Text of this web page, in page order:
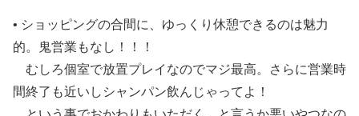
• ショッピングの合間に、ゆっくり休憩できるのは魅力
的。鬼営業もなし！！！
むしろ個室で放置プレイなのでマジ最高。さらに営業時
間終了も近いしシャンパン飲んじゃってよ！